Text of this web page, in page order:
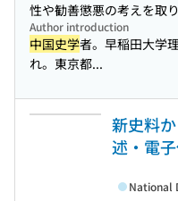
性や勧善懲悪の考えを取
Author introduction
中国史学者。早稲田大学
れ。東京都...
新史料
述・電
National